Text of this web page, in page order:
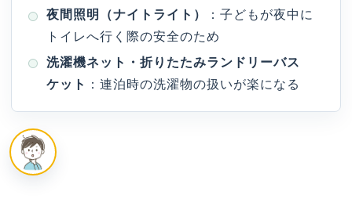
夜間照明（ナイトライト）
：子どもが夜中に
トイレへ行く際の安全のため
洗濯機ネット・折りたたみランドリーバス
ケット
：連泊時の洗濯物の扱いが楽になる